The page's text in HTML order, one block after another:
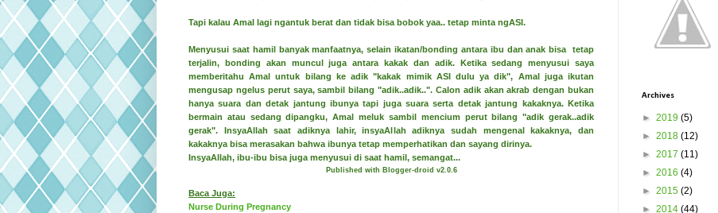
Tapi kalau Amal lagi ngantuk berat dan tidak bisa bobok yaa.. tetap minta ngASI.
Menyusui saat hamil banyak manfaatnya, selain ikatan/bonding antara ibu dan anak bisa tetap
terjalin, bonding akan muncul juga antara kakak dan adik. Ketika sedang menyusui saya
memberitahu Amal untuk bilang ke adik "kakak mimik ASI dulu ya dik", Amal juga ikutan
mengusap ngelus perut saya, sambil bilang "adik..adik..". Calon adik akan akrab dengan bukan
hanya suara dan detak jantung ibunya tapi juga suara serta detak jantung kakaknya. Ketika
bermain atau sedang dipangku, Amal meluk sambil mencium perut bilang "adik gerak..adik
gerak". InsyaAllah saat adiknya lahir, insyaAllah adiknya sudah mengenal kakaknya, dan
kakaknya bisa merasakan bahwa ibunya tetap memperhatikan dan sayang dirinya.
InsyaAllah, ibu-ibu bisa juga menyusui di saat hamil, semangat...
Published with Blogger-droid v2.0.6
Baca Juga:
Nurse During Pregnancy
Archives
► 2019 (5)
► 2018 (12)
► 2017 (11)
► 2016 (4)
► 2015 (2)
► 2014 (44)